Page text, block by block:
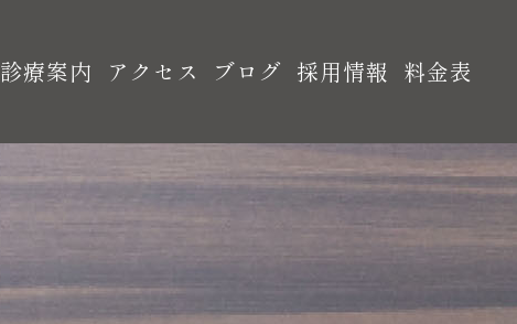
診療案内 アクセス ブログ 採用情報 料金表